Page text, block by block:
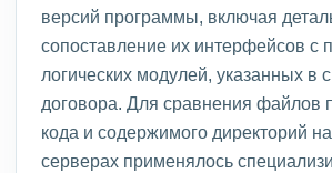
версий программы, включая
сопоставление их интерфейсов с
логических модулей, указанных в
договора. Для сравнения файлов
кода и содержимого директорий
серверах применялось